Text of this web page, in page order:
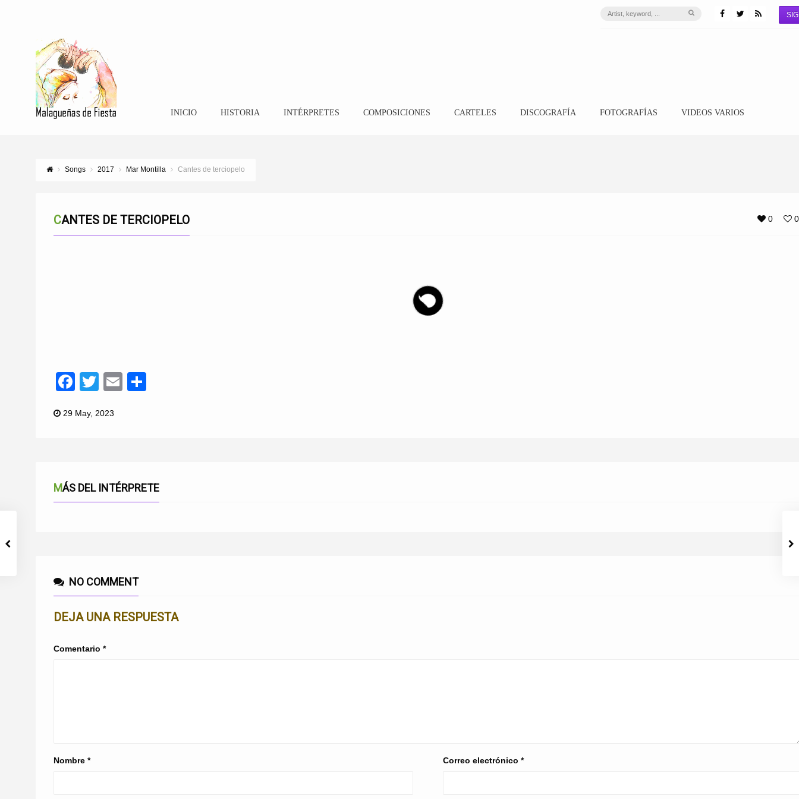
INICIO HISTORIA INTÉRPRETES COMPOSICIONES CARTELES DISCOGRAFÍA FOTOGRAFÍAS VIDEOS VARIOS
Songs 2017 Mar Montilla Cantes de terciopelo
0 0
CANTES DE TERCIOPELO
Facebook
TwitterEmail
29 May, 2023
MÁS DEL INTÉRPRETE
NO COMMENT
DEJA UNA RESPUESTA
Comentario *
Nombre * Correo electrónico*